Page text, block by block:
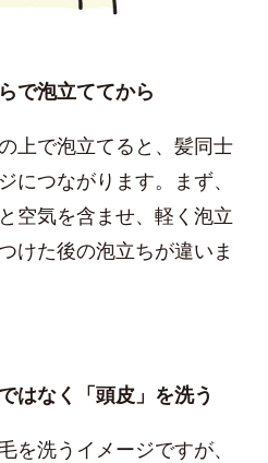
泡立ててから
上で泡立てると、髪同士
につながります。まず、
空気を含ませ、軽く泡立
けた後の泡立ちが違いま
なく「頭皮」を洗う
を洗うイメージですが、